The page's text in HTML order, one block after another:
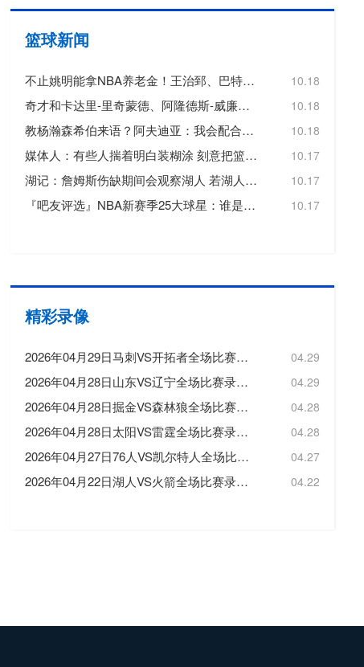
欧协联
中超
篮球新闻
不止姚明能拿NBA养老金！王治郅、巴特尔也都符合领取标准 10.18
奇才和卡达里-里奇蒙德、阿隆德斯-威廉姆斯签订Exhibit 10合同 10.18
教杨瀚森希伯来语？阿夫迪亚：我会配合他的情况 先帮他学好英语 10.18
媒体人：有些人揣着明白装糊涂 刻意把篮网主教练形容成一个恶人 10.17
湖记：詹姆斯伤缺期间会观察湖人 若湖人无法赢球他可能会离开 10.17
『吧友评选』NBA新赛季25大球星：谁是第四小前锋？ 10.17
精彩录像
2026年04月29日马刺VS开拓者全场比赛录像回放 04.29
2026年04月28日山东VS辽宁全场比赛录像回放 04.29
2026年04月28日掘金VS森林狼全场比赛录像回放 04.28
2026年04月28日太阳VS雷霆全场比赛录像回放 04.28
2026年04月27日76人VS凯尔特人全场比赛录像回放 04.27
2026年04月22日湖人VS火箭全场比赛录像回放 04.22